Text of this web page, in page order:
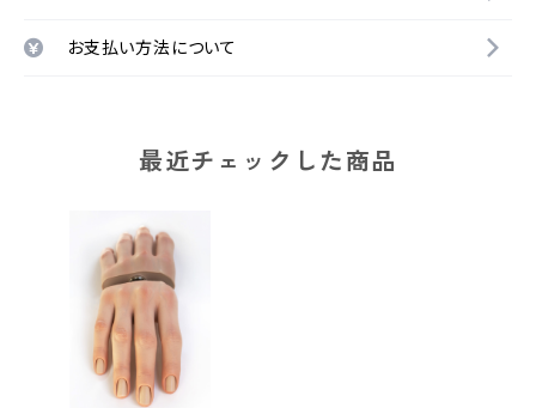
お支払い方法について
最近チェックした商品